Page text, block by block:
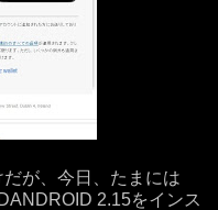
が、今日、たまには
2.15をインス